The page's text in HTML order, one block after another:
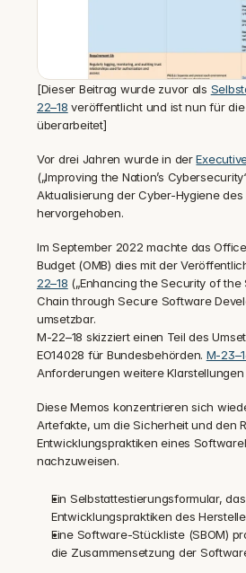
[Dieser Beitrag wurde zuvor als
22–18 veröffentlicht und ist nun für
überarbeitet]
‍Vor drei Jahren wurde in der
(„Improving the Nation’s
Aktualisierung der Cyber-Hygiene des
hervorgehoben.
Im September 2022 machte das
Budget (OMB) dies mit der
22–18 („Enhancing the Security of
Chain through Secure Software
umsetzbar.
M-22–18 skizziert einen Teil des
EO14028 für Bundesbehörden. M-
Anforderungen weitere Klarstellungen
Diese Memos konzentrieren sich
Artefakte, um die Sicherheit und den
Entwicklungspraktiken eines
nachzuweisen.
Ein Selbstattestierungsformular,
Entwicklungspraktiken des
Eine Software-Stückliste (SBOM)
die Zusammensetzung der